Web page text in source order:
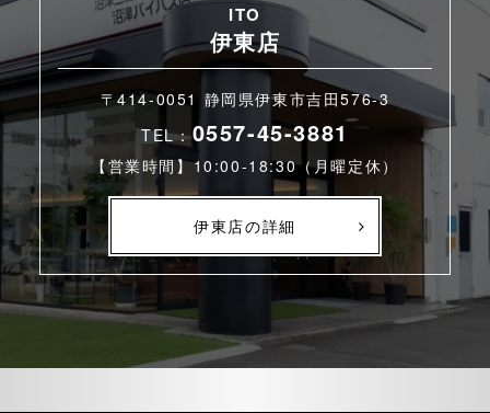
ITO
伊東店
〒414-0051 静岡県伊東市吉田576-3
TEL：0557-45-3881
【営業時間】10:00-18:30（月曜定休）
伊東店の詳細